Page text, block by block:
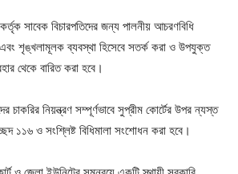
সাবেক বিচারপতিদের জন্য পালনীয় আচরণবিধি
শৃঙ্খলামূলক ব্যবস্থা হিসেবে সতর্ক করা ও উপযুক্ত
থেকে বারিত করা হবে।
চাকরির নিয়ন্ত্রণ সম্পূর্ণভাবে সুপ্রীম কোর্টের উপর ন্যস্ত
১১৬ ও সংশ্লিষ্ট বিধিমালা সংশোধন করা হবে।